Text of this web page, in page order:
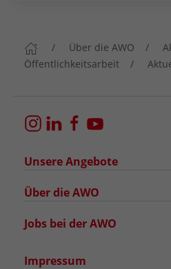
Über die AWO
Öffentlichkeitsarbeit
Unsere Angebote
Über die AWO
Jobs bei der AWO
Impressum